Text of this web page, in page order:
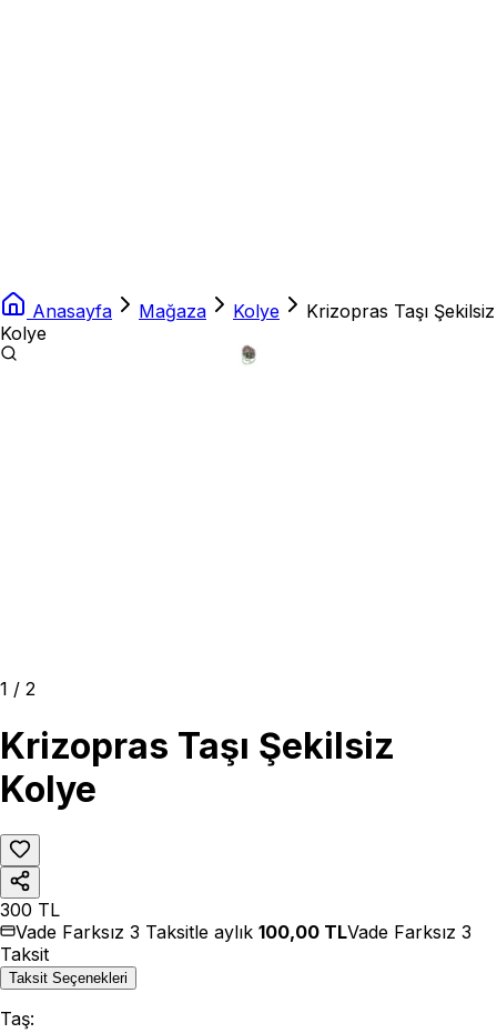
Anasayfa Mağaza Kolye
Krizopras Taşı Şekilsiz
Kolye
1 / 2
Krizopras Taşı Şekilsiz
Kolye
300 TL
Vade Farksız 3 Taksitle aylık 100,00 TLVade Farksız 3
Taksit
Taksit Seçenekleri
Taş: